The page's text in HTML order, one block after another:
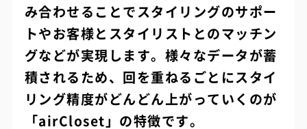
み合わせることでスタイリングのサポー
トやお客様とスタイリストとのマッチン
グなどが実現します。様々なデータが蓄
積されるため、回を重ねるごとにスタイ
リング精度がどんどん上がっていくのが
「airCloset」の特徴です。